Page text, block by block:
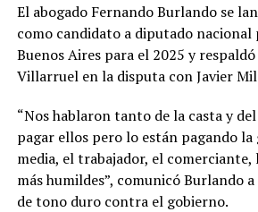
El abogado Fernando Burlando se
como candidato a diputado
Buenos Aires para el 2025 y
Villarruel en la disputa con Javier
“Nos hablaron tanto de la casta y
pagar ellos pero lo están pagando la
media, el trabajador, el comerciante,
más humildes”, comunicó Burlando
de tono duro contra el gobierno.